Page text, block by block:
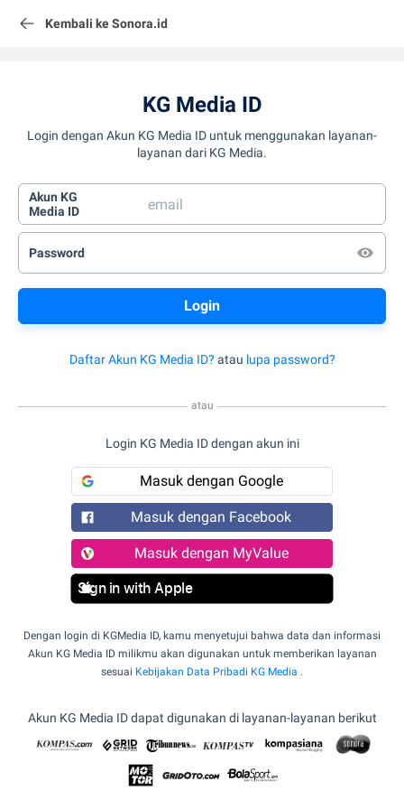
Kembali ke Sonora.id
KG Media ID
Login dengan Akun KG Media ID untuk menggunakan layanan-
layanan dari KG Media.
Akun KG
Media ID
Password
Daftar Akun KG Media ID? atau lupa password?
atau
Login KG Media ID dengan akun ini
Masuk dengan Google
Masuk dengan Facebook
Masuk dengan MyValue
Sign in with Apple
Dengan login di KGMedia ID, kamu menyetujui bahwa data dan informasi
Akun KG Media ID milikmu akan digunakan untuk memberikan layanan
sesuai Kebijakan Data Pribadi KG Media .
Akun KG Media ID dapat digunakan di layanan-layanan berikut